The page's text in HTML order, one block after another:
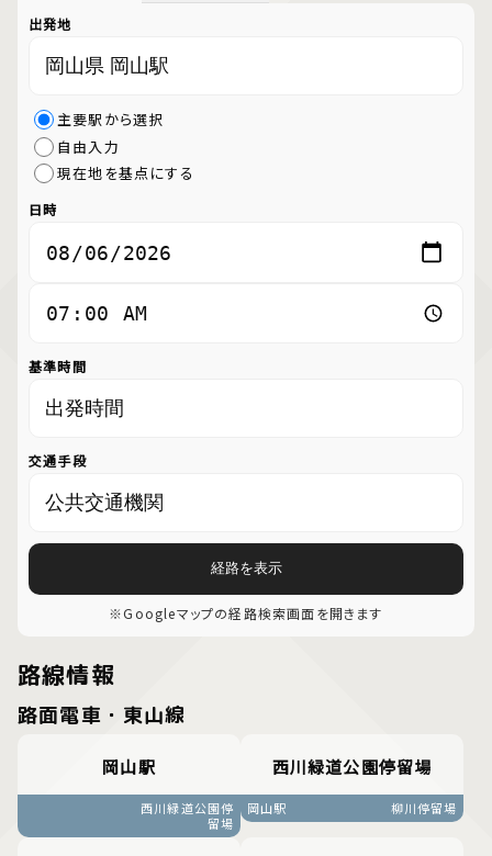
出発地
主要駅から選択
自由入力
現在地を基点にする
日時
基準時間
交通手段
経路を表示
※Googleマップの経路検索画面を開きます
路線情報
路面電車・東山線
岡山駅
西川緑道公園停
留場
西川緑道公園停留場
岡山駅 柳川停留場